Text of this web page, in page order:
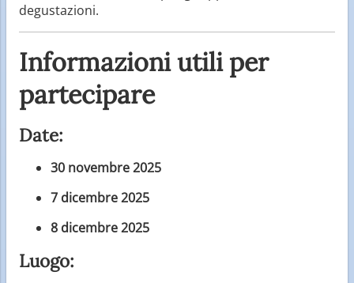
degustazioni.
Informazioni utili per
partecipare
Date:
30 novembre 2025
7 dicembre 2025
8 dicembre 2025
Luogo: